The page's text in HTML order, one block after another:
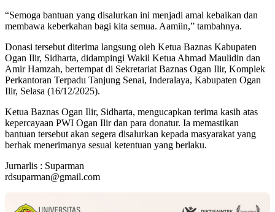
“Semoga bantuan yang disalurkan ini menjadi amal kebaikan dan
membawa keberkahan bagi kita semua. Aamiin,” tambahnya.
Donasi tersebut diterima langsung oleh Ketua Baznas Kabupaten
Ogan Ilir, Sidharta, didampingi Wakil Ketua Ahmad Maulidin dan
Amir Hamzah, bertempat di Sekretariat Baznas Ogan Ilir, Komplek
Perkantoran Terpadu Tanjung Senai, Inderalaya, Kabupaten Ogan
Ilir, Selasa (16/12/2025).
Ketua Baznas Ogan Ilir, Sidharta, mengucapkan terima kasih atas
kepercayaan PWI Ogan Ilir dan para donatur. Ia memastikan
bantuan tersebut akan segera disalurkan kepada masyarakat yang
berhak menerimanya sesuai ketentuan yang berlaku.
Jurnarlis : Suparman
rdsuparman@gmail.com